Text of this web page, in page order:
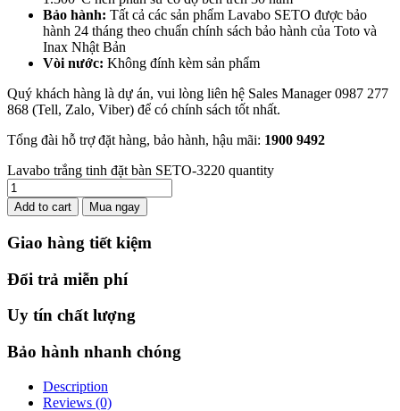
Bảo hành: Tất cả các sản phẩm Lavabo SETO được bảo
hành 24 tháng theo chuẩn chính sách bảo hành của Toto và
Inax Nhật Bản
Vòi nước: Không đính kèm sản phẩm
Quý khách hàng là dự án, vui lòng liên hệ Sales Manager 0987 277
868 (Tell, Zalo, Viber) để có chính sách tốt nhất.
Tổng đài hỗ trợ đặt hàng, bảo hành, hậu mãi: 1900 9492
Lavabo trắng tinh đặt bàn SETO-3220 quantity
Add to cart Mua ngay
Giao hàng tiết kiệm
Đổi trả miễn phí
Uy tín chất lượng
Bảo hành nhanh chóng
Description
Reviews (0)